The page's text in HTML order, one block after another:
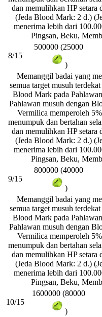
dan memulihkan HP setara
(Jeda Blood Mark: 2 d.)
menerima lebih dari
Pingsan, Beku,
8/15
500000 (25000
)
Memanggil badai yang
semua target musuh
Blood Mark pada
Pahlawan musuh dengan
Vermilica memperoleh
menumpuk dan bertahan
dan memulihkan HP setara
(Jeda Blood Mark: 2 d.)
menerima lebih dari
Pingsan, Beku,
9/15
800000 (40000
)
Memanggil badai yang
semua target musuh
Blood Mark pada
Pahlawan musuh dengan
Vermilica memperoleh
menumpuk dan bertahan
dan memulihkan HP setara
(Jeda Blood Mark: 2 d.)
menerima lebih dari
Pingsan, Beku,
10/15
1600000 (80000
)